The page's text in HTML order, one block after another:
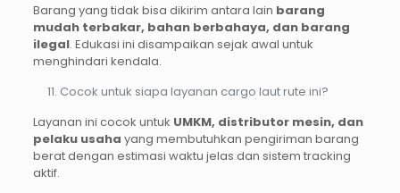
Barang yang tidak bisa dikirim antara lain barang
mudah terbakar, bahan berbahaya, dan barang
ilegal. Edukasi ini disampaikan sejak awal untuk
menghindari kendala.
Cocok untuk siapa layanan cargo laut rute ini?
Layanan ini cocok untuk UMKM, distributor mesin, dan
pelaku usaha yang membutuhkan pengiriman barang
berat dengan estimasi waktu jelas dan sistem tracking
aktif.